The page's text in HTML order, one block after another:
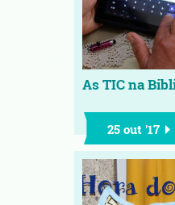
As TIC na
25 out '17